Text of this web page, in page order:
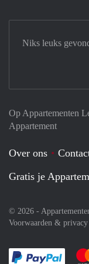
Op Appartementen
Appartement
Over ons
Gratis je
© 2026 -
Voorwaarden & privacy
Je
Niks leuks